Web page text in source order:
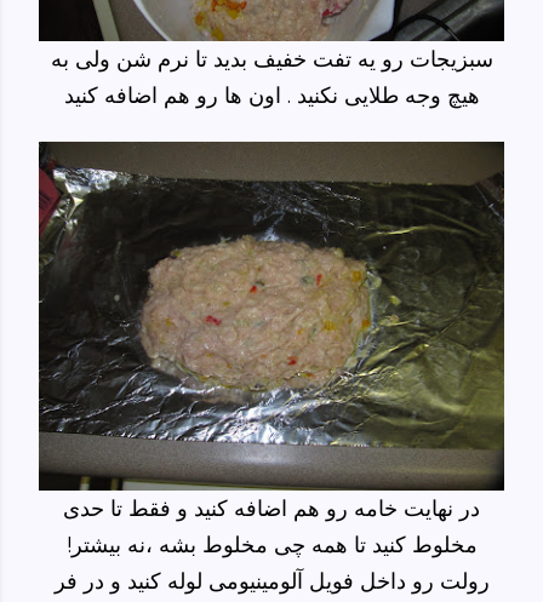
سبزیجات رو یه تفت خفیف بدید تا نرم شن ولی به
هیچ وجه طلایی نکنید . اون ها رو هم اضافه کنید
در نهایت خامه رو هم اضافه کنید و فقط تا حدی
مخلوط کنید تا همه چی مخلوط بشه ،نه بیشتر!
رولت رو داخل فویل آلومینیومی لوله کنید و در فر